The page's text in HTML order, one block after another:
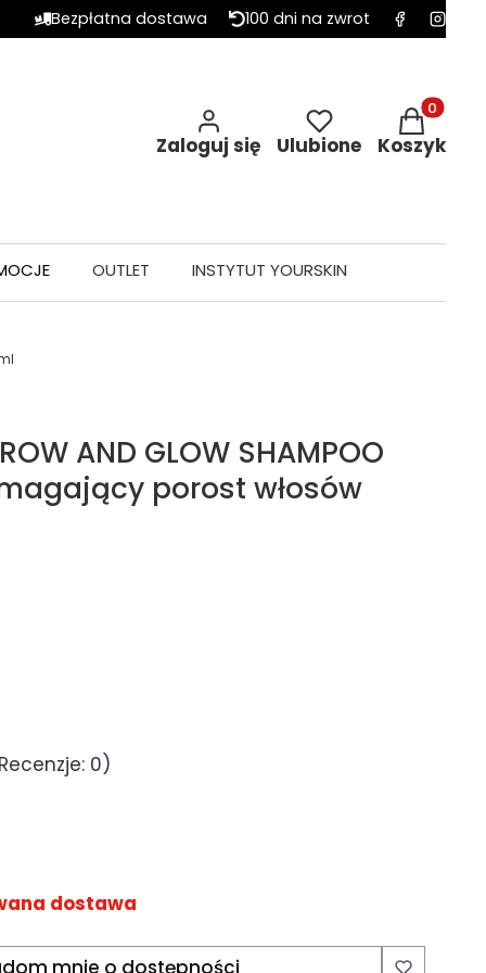
Bezpłatna dostawa 100 dni na zwrot
Zaloguj się Ulubione
Produkty
Koszyk
OUTLET INSTYTUT YOURSKIN
AND GLOW SHAMPOO
porost włosów
0)
dostawa
mnie o dostępności